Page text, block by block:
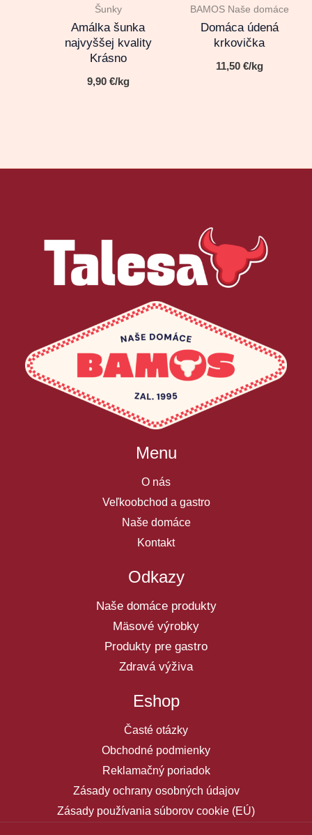
Šunky
Amálka šunka
najvyššej kvality
Krásno
9,90 €/kg
BAMOS Naše domáce
Domáca údená
krkovička
11,50 €/kg
Menu
O nás
Veľkoobchod a gastro
Naše domáce
Kontakt
Odkazy
Naše domáce produkty
Mäsové výrobky
Produkty pre gastro
Zdravá výživa
Eshop
Časté otázky
Obchodné podmienky
Reklamačný poriadok
Zásady ochrany osobných údajov
Zásady používania súborov cookie (EÚ)